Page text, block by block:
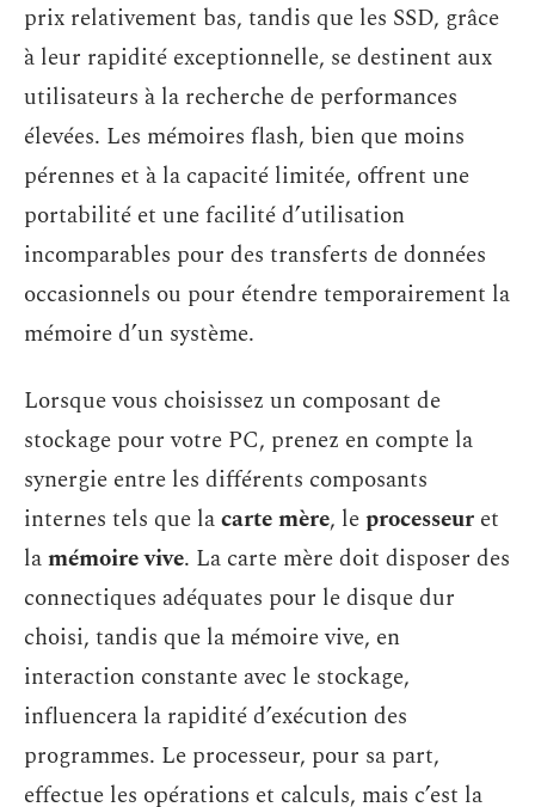
prix relativement bas, tandis que les SSD, grâce
à leur rapidité exceptionnelle, se destinent aux
utilisateurs à la recherche de performances
élevées. Les mémoires flash, bien que moins
pérennes et à la capacité limitée, offrent une
portabilité et une facilité d’utilisation
incomparables pour des transferts de données
occasionnels ou pour étendre temporairement la
mémoire d’un système.
Lorsque vous choisissez un composant de
stockage pour votre PC, prenez en compte la
synergie entre les différents composants
internes tels que lacarte mère, leprocesseur et
lamémoire vive. La carte mère doit disposer des
connectiques adéquates pour le disque dur
choisi, tandis que la mémoire vive, en
interaction constante avec le stockage,
influencera la rapidité d’exécution des
programmes. Le processeur, pour sa part,
effectue les opérations et calculs, mais c’est la